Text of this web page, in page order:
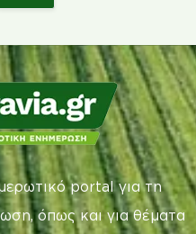
portal για τη
όπως και για θέματα